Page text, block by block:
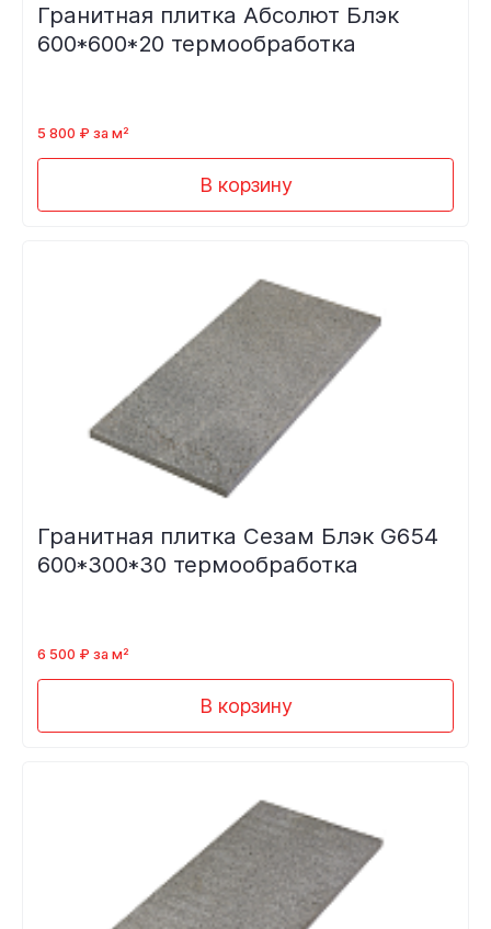
Гранитная плитка Абсолют Блэк
600*600*20 термообработка
5 800 ₽ за м²
В корзину
Гранитная плитка Сезам Блэк G654
600*300*30 термообработка
6 500 ₽ за м²
В корзину